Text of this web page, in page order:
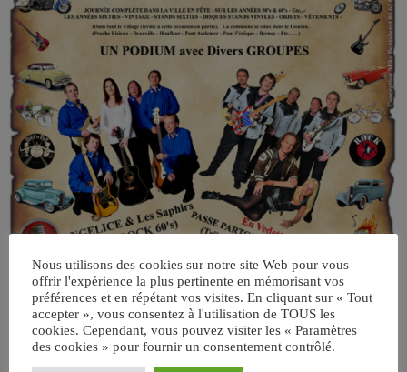
Nous utilisons des cookies sur notre site Web pour vous
offrir l'expérience la plus pertinente en mémorisant vos
préférences et en répétant vos visites. En cliquant sur « Tout
accepter », vous consentez à l'utilisation de TOUS les
cookies. Cependant, vous pouvez visiter les « Paramètres
des cookies » pour fournir un consentement contrôlé.